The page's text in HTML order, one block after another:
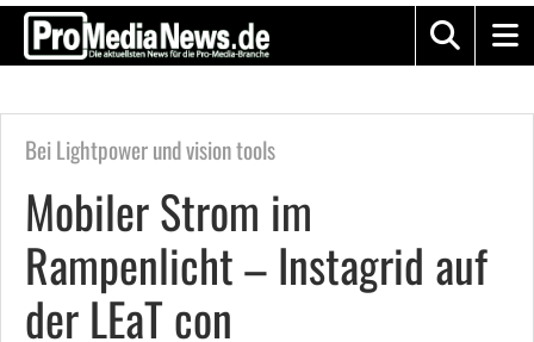
Bei Lightpower und vision tools
Mobiler Strom im
Rampenlicht – Instagrid auf
der LEaT con